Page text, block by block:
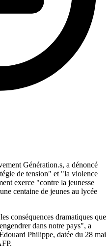
Génération.s, a dénoncé
de tension" et "la violence
exerce "contre la jeunesse
centaine de jeunes au lycée
conséquences dramatiques que
dans notre pays", a
Philippe, datée du 28 mai